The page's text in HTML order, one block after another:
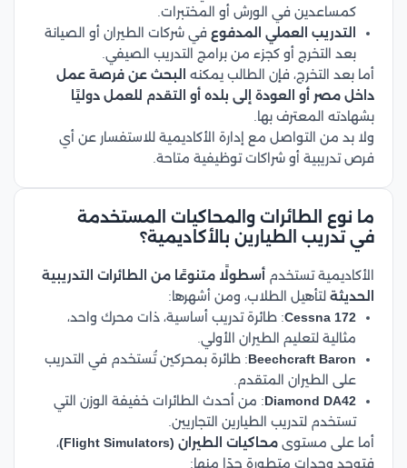
كمساعدين في الورش أو المختبرات.
التدريب العملي المدفوع في شركات الطيران أو الصيانة
بعد التخرج أو كجزء من برامج التدريب الصيفي.
أما بعد التخرج، فإن الطالب يمكنه
البحث عن فرصة عمل
داخل مصر أو العودة إلى بلده أو التقدم للعمل دوليًا
بشهادته المعترف بها.
ولا بد من التواصل مع إدارة الأكاديمية للاستفسار عن أي
فرص تدريبية أو شراكات توظيفية متاحة.
ما نوع الطائرات والمحاكيات المستخدمة
في تدريب الطيارين بالأكاديمية؟
الأكاديمية تستخدم أسطولًا متنوعًا من الطائرات التدريبية
الحديثة لتأهيل الطلاب، ومن أشهرها:
Cessna 172: طائرة تدريب أساسية، ذات محرك واحد،
مثالية لتعليم الطيران الأولي.
Beechcraft Baron: طائرة بمحركين تُستخدم في التدريب
على الطيران المتقدم.
Diamond DA42: من أحدث الطائرات خفيفة الوزن التي
تستخدم لتدريب الطيارين التجاريين.
أما على مستوى محاكيات الطيران (Flight Simulators)
،
فتوجد وحدات متطورة جدًا منها: